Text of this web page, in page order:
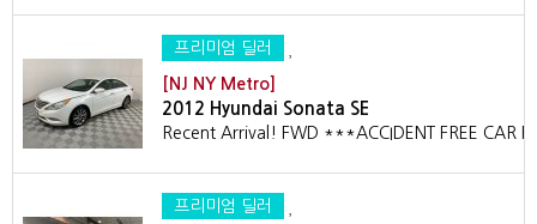
프리미엄 딜러
[NJ NY Metro]
2012 Hyundai Sonata SE
Recent Arrival! FWD ***ACCIDENT FREE CAR
프리미엄 딜러